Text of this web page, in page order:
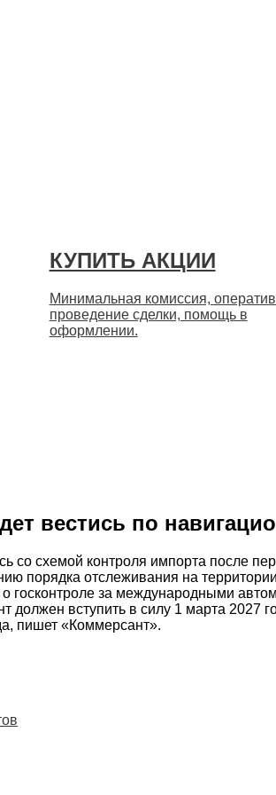
КУПИТЬ АКЦИИ
Минимальная комиссия,
проведение сделки, помощь в
оформлении.
вестись по
схемой контроля импорта после
порядка отслеживания на
госконтроле за международными
вступить в силу 1 марта 2027
пишет «Коммерсант».